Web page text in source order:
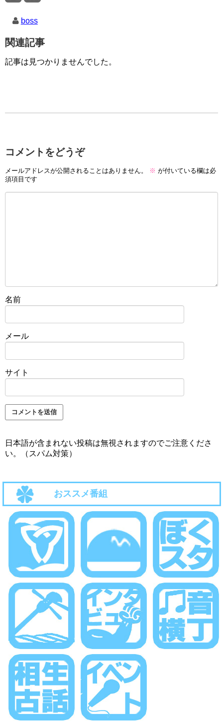
boss
関連記事
記事は見つかりませんでした。
コメントをどうぞ
メールアドレスが公開されることはありません。 ※ が付いている欄は必
須項目です
名前
メール
サイト
日本語が含まれない投稿は無視されますのでご注意くださ
い。（スパム対策）
おススメ番組